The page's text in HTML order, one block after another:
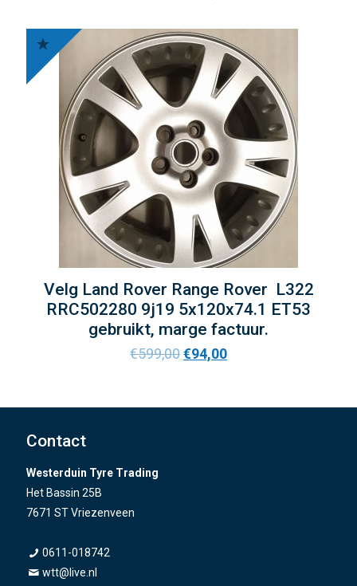
Velg Land Rover Range Rover L322
RRC502280 9j19 5x120x74.1 ET53
gebruikt, marge factuur.
€599,00€94,00
Contact
Westerduin Tyre Trading
Het Bassin 25B
7671 ST Vriezenveen
0611-018742
wtt@live.nl